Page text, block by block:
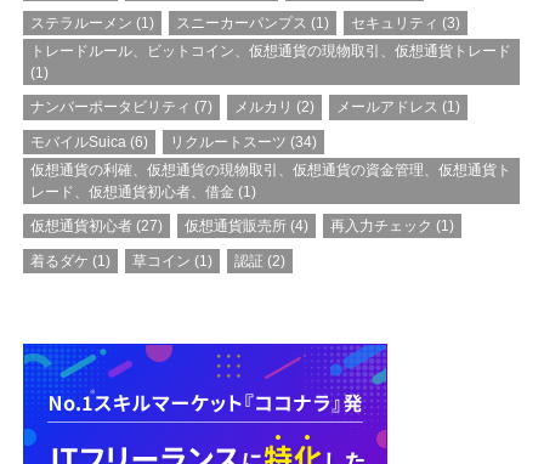
ステラルーメン (1) スニーカーパンプス (1) セキュリティ (3)
トレードルール、ビットコイン、仮想通貨の現物取引、仮想通貨トレード
(1)
ナンバーポータビリティ (7) メルカリ (2) メールアドレス (1)
モバイルSuica(6) リクルートスーツ (34)
仮想通貨の利確、仮想通貨の現物取引、仮想通貨の資金管理、仮想通貨ト
レード、仮想通貨初心者、借金 (1)
仮想通貨初心者(27) 仮想通貨販売所(4) 再入力チェック (1)
着るダケ (1) 草コイン (1) 認証 (2)